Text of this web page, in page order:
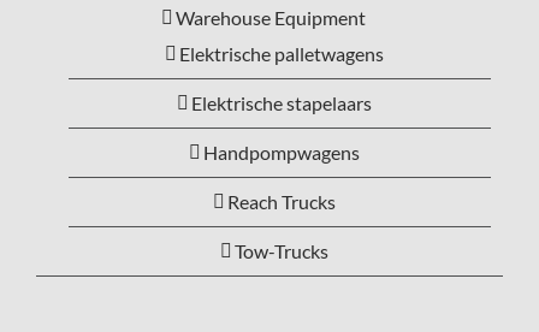
Warehouse Equipment
Elektrische palletwagens
Elektrische stapelaars
Handpompwagens
Reach Trucks
Tow-Trucks